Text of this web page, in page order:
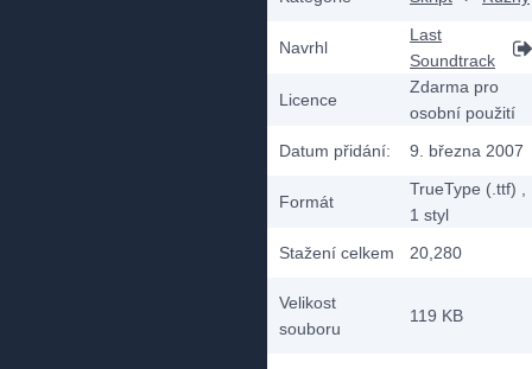
Navrhl
Last
Soundtrack
Licence
Zdarma pro
osobní použití
Datum přidání:
9. března 2007
Formát
TrueType (.ttf)
1 styl
Stažení celkem
20,280
Velikost
souboru
119 KB